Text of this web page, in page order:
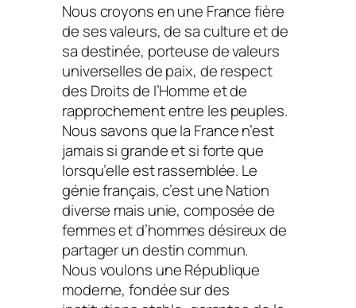
Nous croyons en une France fière
de ses valeurs, de sa culture et de
sa destinée, porteuse de valeurs
universelles de paix, de respect
des Droits de l’Homme et de
rapprochement entre les peuples.
Nous savons que la France n’est
jamais si grande et si forte que
lorsqu’elle est rassemblée. Le
génie français, c’est une Nation
diverse mais unie, composée de
femmes et d’hommes désireux de
partager un destin commun.
Nous voulons une République
moderne, fondée sur des